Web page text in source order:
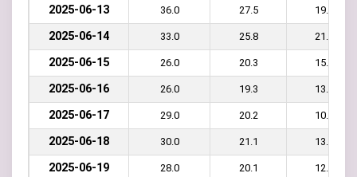
2025-06-13 36.0 27.5 19.0
2025-06-14 33.0 25.8 21.0
2025-06-15 26.0 20.3 15.0
2025-06-16 26.0 19.3 13.0
2025-06-17 29.0 20.2 10.0
2025-06-18 30.0 21.1 13.0
2025-06-19 28.0 20.1 12.0